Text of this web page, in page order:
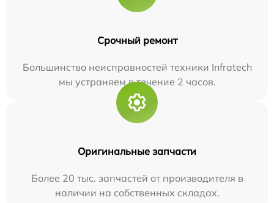
Срочный ремонт
Большинство неисправностей техники Infratech
мы устраняем в течение 2 часов.
Оригинальные запчасти
Более 20 тыс. запчастей от производителя в
наличии на собственных складах.